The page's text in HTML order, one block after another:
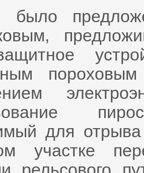
было
для
участке